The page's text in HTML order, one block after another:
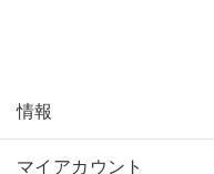
情報
マイアカウント